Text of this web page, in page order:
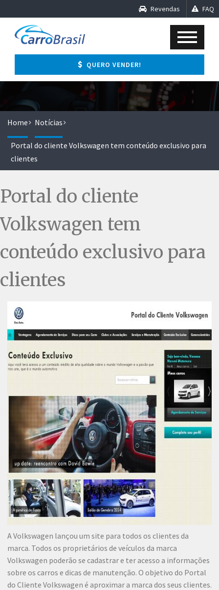
Revendas FAQ
QUERO VENDER!
Home Notícias
Portal do cliente Volkswagen tem conteúdo exclusivo para
clientes
Portal do cliente
Volkswagen tem
conteúdo exclusivo para
clientes
A Volkswagen lançou um site para todos os clientes da
marca. Todos os proprietários de veículos da marca
Volkswagen poderão se cadastrar e ter acesso a informações
sobre os carros e dicas de manutenção. O objetivo do Portal
do Cliente Volkswagen é aproximar a marca dos seus clientes.